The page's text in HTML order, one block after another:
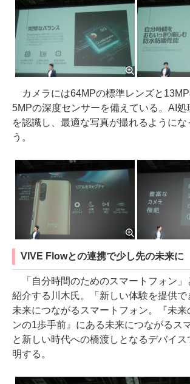
カメラには64MPの標準レンズと13MP
5MPの深度センサーを備えている。AI処
を認識し、最適な写真が撮れるようにな
う。
VIVE Flowとの連携で少し先の未来に
「自分時間のためのスマートフォン」
紹介する川木氏。「新しい体験を提供で
未来につながるスマートフォン。『未来
ンの1歩手前』にある未来につながるス
と新しい時代への橋渡しとなるデバイス
明する。